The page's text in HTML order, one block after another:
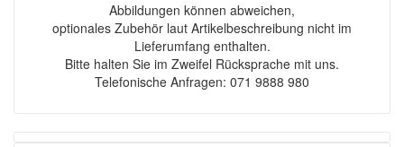
Abbildungen können abweichen,
optionales Zubehör laut Artikelbeschreibung nicht im
Lieferumfang enthalten.
Bitte halten Sie im Zweifel Rücksprache mit uns.
Telefonische Anfragen: 071 9888 980